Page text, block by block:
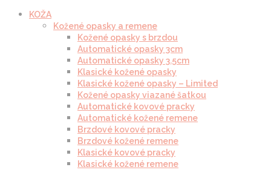
KOŽA
Kožené opasky a remene
Kožené opasky s brzdou
Automatické opasky 3cm
Automatické opasky 3.5cm
Klasické kožené opasky
Klasické kožené opasky – Limited
Kožené opasky viazané šatkou
Automatické kovové pracky
Automatické kožené remene
Brzdové kovové pracky
Brzdové kožené remene
Klasické kovové pracky
Klasické kožené remene